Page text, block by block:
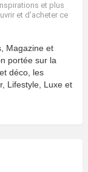
et plus
et d’acheter ce
Magazine et
portée sur la
déco, les
Lifestyle, Luxe et